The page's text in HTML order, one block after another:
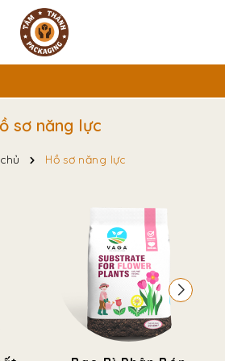
sơ năng lực
Hồ sơ năng lực